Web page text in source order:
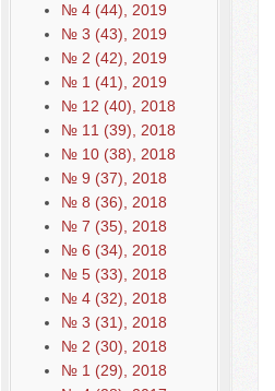
№ 4 (44), 2019
№ 3 (43), 2019
№ 2 (42), 2019
№ 1 (41), 2019
№ 12 (40), 2018
№ 11 (39), 2018
№ 10 (38), 2018
№ 9 (37), 2018
№ 8 (36), 2018
№ 7 (35), 2018
№ 6 (34), 2018
№ 5 (33), 2018
№ 4 (32), 2018
№ 3 (31), 2018
№ 2 (30), 2018
№ 1 (29), 2018